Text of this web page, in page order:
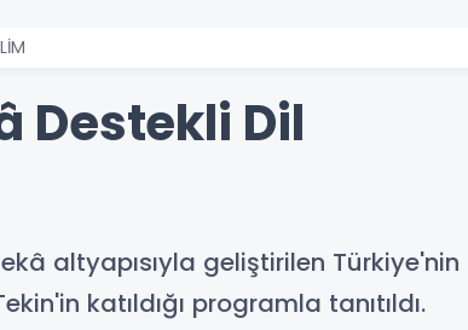
Destekli Dil
altyapısıyla geliştirilen Türkiye'nin
katıldığı programla tanıtıldı.